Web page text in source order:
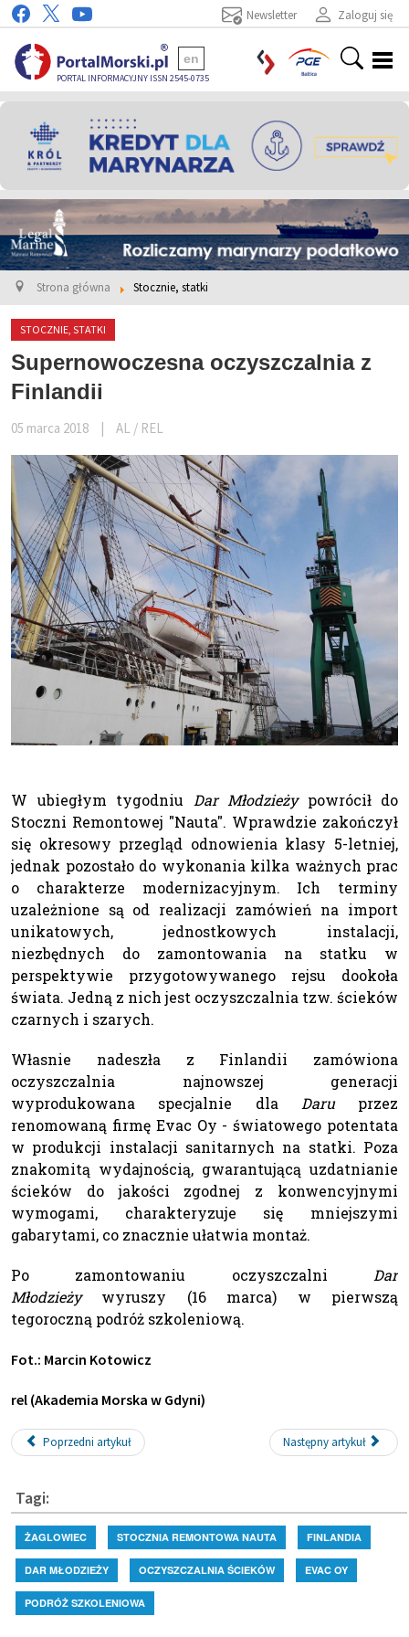
Zaloguj się
Newsletter
PORTAL INFORMACYJNY ISSN 2545-0735
en
Strona główna Stocznie, statki
STOCZNIE, STATKI
Supernowoczesna oczyszczalnia z
Finlandii
05 marca 2018 AL / REL
W ubiegłym tygodniu Dar Młodzieżypowrócił do
Stoczni Remontowej "Nauta". Wprawdzie zakończył
się okresowy przegląd odnowienia klasy 5-letniej,
jednak pozostało do wykonania kilka ważnych prac
o charakterze modernizacyjnym. Ich terminy
uzależnione są od realizacji zamówień na import
unikatowych, jednostkowych instalacji,
niezbędnych do zamontowania na statku w
perspektywie przygotowywanego rejsu dookoła
świata. Jedną z nich jest oczyszczalnia tzw. ścieków
czarnych i szarych.
Własnie nadeszła z Finlandii zamówiona
oczyszczalnia najnowszej generacji
wyprodukowana specjalnie dla Daruprzez
renomowaną firmę Evac Oy - światowego potentata
w produkcji instalacji sanitarnych na statki. Poza
znakomitą wydajnością, gwarantującą uzdatnianie
ścieków do jakości zgodnej z konwencyjnymi
wymogami, charakteryzuje się mniejszymi
gabarytami, co znacznie ułatwia montaż.
Po zamontowaniu oczyszczalni Dar
Młodzieżywyruszy (16 marca) w pierwszą
tegoroczną podróż szkoleniową.
Fot.: Marcin Kotowicz
rel (Akademia Morska w Gdyni)
Poprzedni artykuł Następny artykuł
Tagi:
ŻAGLOWIEC STOCZNIA REMONTOWA NAUTA FINLANDIA
DAR MŁODZIEŻY OCZYSZCZALNIA ŚCIEKÓW EVAC OY
PODRÓŻ SZKOLENIOWA